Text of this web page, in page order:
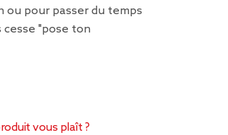
ou pour passer du temps
cesse "pose ton
vous plaît ?